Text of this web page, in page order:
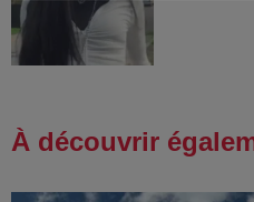
À découvrir